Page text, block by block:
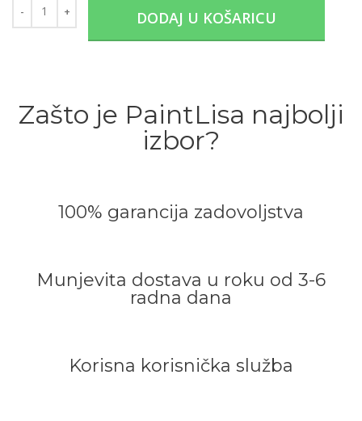
DODAJ U KOŠARICU
Zašto je PaintLisa najbolji
izbor?
100% garancija zadovoljstva
Munjevita dostava u roku od 3-6
radna dana
Korisna korisnička služba